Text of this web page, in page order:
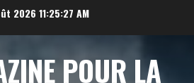
2026 11:25:27 AM
POUR LA